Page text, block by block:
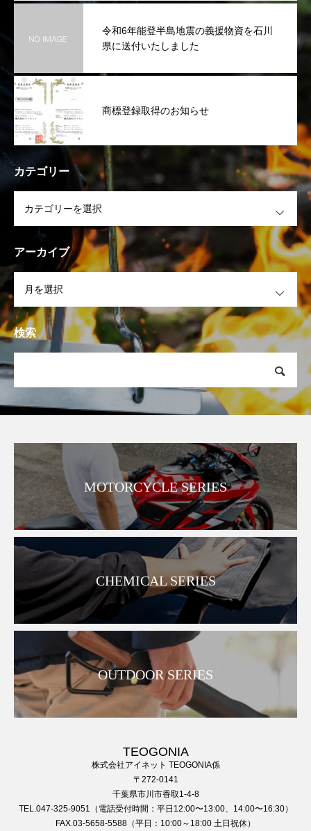
令和6年能登半島地震の義援物資を石川
県に送付いたしました
商標登録取得のお知らせ
カテゴリー
アーカイブ
検索
MOTORCYCLE SERIES
CHEMICAL SERIES
OUTDOOR SERIES
TEOGONIA
株式会社アイネット TEOGONIA係
〒272-0141
千葉県市川市香取1-4-8
TEL.047-325-9051（電話受付時間：平日12:00〜13:00、14:00〜16:30）
FAX.03-5658-5588（平日：10:00～18:00 土日祝休）